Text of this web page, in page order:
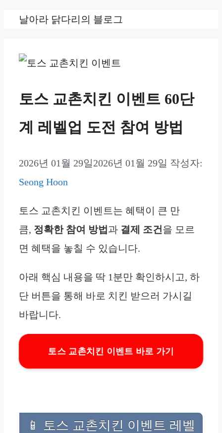
날아라 닭다리의 블로그
토스 교촌치킨 이벤트 60단
계 레벨업 도전 참여 방법
2026년 01월 29일2026년 01월 29일 작성자:
Seong Hoon
토스 교촌치킨 이벤트는 혜택이 큰 만
큼, 정확한 참여 방법 과 결제 조건을 모르
면 혜택을 놓칠 수 있습니다.
아래 핵심 내용을 딱 1분만 확인하시고, 하
단 버튼을 통해 바로 치킨 받으러 가시길
바랍니다.
토스 교촌치킨 이벤트 바로 가기
📱 토스 교촌치킨 이벤트 레벨